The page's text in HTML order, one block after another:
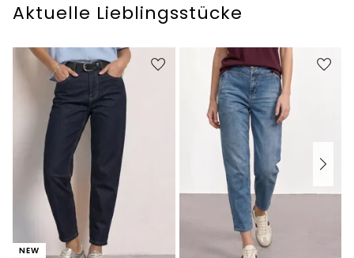
Aktuelle Lieblingsstücke
NEW